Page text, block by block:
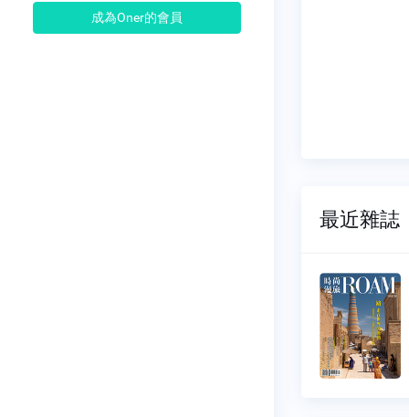
成為Oner的會員
最近雜誌